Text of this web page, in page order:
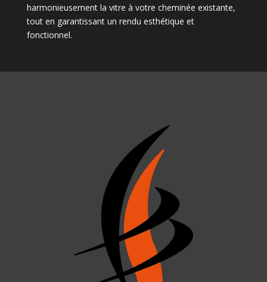
harmonieusement la vitre à votre cheminée existante,
tout en garantissant un rendu esthétique et
fonctionnel.